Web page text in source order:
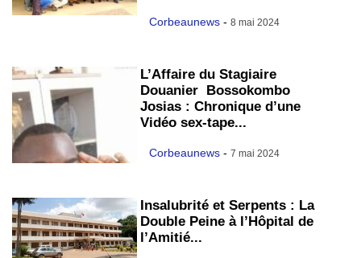
Corbeaunews - 8 mai 2024
L’Affaire du Stagiaire
Douanier Bossokombo
Josias : Chronique d’une
Vidéo sex-tape...
Corbeaunews - 7 mai 2024
Insalubrité et Serpents : La
Double Peine à l’Hôpital de
l’Amitié...